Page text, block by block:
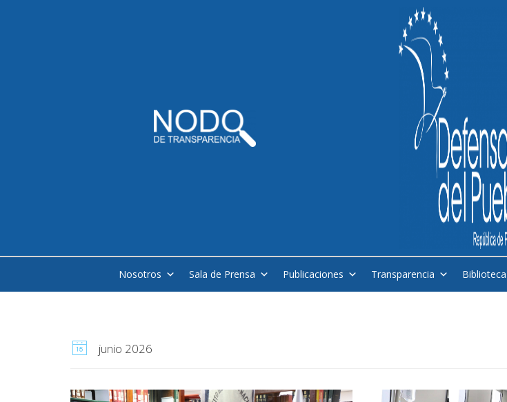
Nosotros Sala de Prensa Publicaciones Transparencia Biblioteca
junio 2026